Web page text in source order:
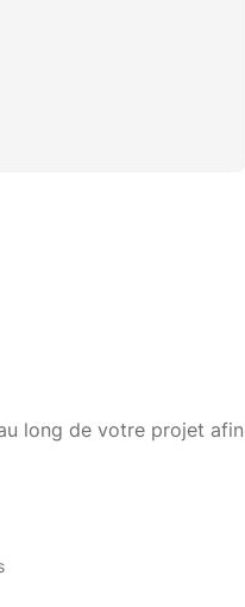
long de votre projet afin